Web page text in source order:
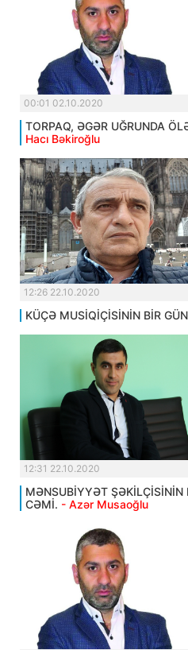
00:01 02.10.2020
TORPAQ, ƏGƏR UĞRUNDA
Hacı Bəkiroğlu
12:26 22.10.2020
KÜÇƏ MUSİQİÇİSİNİN BİR
12:31 22.10.2020
MƏNSUBİYYƏT
CƏMİ. - Azər Musaoğlu